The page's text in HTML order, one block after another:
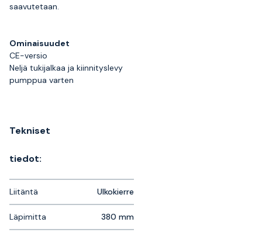
saavutetaan.
Ominaisuudet
CE-versio
Neljä tukijalkaa ja kiinnityslevy
pumppua varten
Tekniset
tiedot:
Liitäntä Ulkokierre
Läpimitta 380 mm